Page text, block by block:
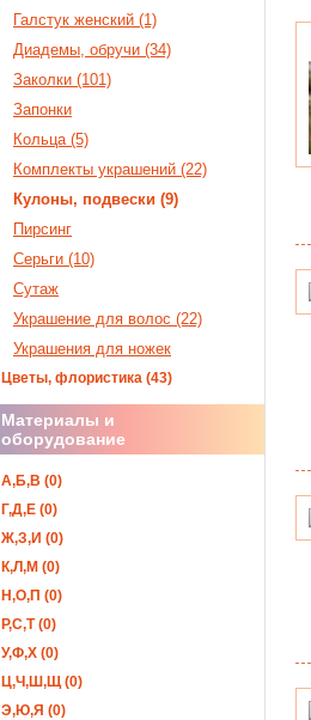
Галстук женский (1)
Диадемы, обручи (34)
Заколки (101)
Запонки
Кольца (5)
Комплекты украшений (22)
Кулоны, подвески (9)
Пирсинг
Серьги (10)
Сутаж
Украшение для волос (22)
Украшения для ножек
Цветы, флористика (43)
Материалы и
оборудование
А,Б,В (0)
Г,Д,Е (0)
Ж,З,И (0)
К,Л,М (0)
Н,О,П (0)
Р,С,Т (0)
У,Ф,Х (0)
Ц,Ч,Ш,Щ (0)
Э,Ю,Я (0)